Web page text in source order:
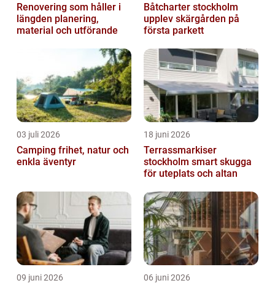
Renovering som håller i
längden planering,
material och utförande
Båtcharter stockholm
upplev skärgården på
första parkett
03 juli 2026
Camping frihet, natur och
enkla äventyr
18 juni 2026
Terrassmarkiser
stockholm smart skugga
för uteplats och altan
09 juni 2026 06 juni 2026